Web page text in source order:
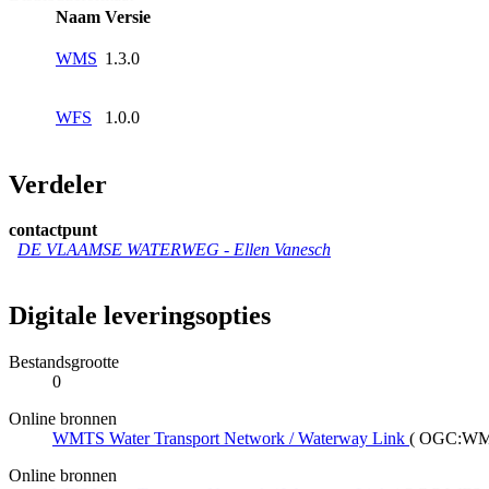
Naam Versie
WMS 1.3.0
WFS 1.0.0
Verdeler
contactpunt
DE VLAAMSE WATERWEG - Ellen Vanesch
Digitale leveringsopties
Bestandsgrootte
0
Online bronnen
WMTS Water Transport Network / Waterway Link (
Online bronnen